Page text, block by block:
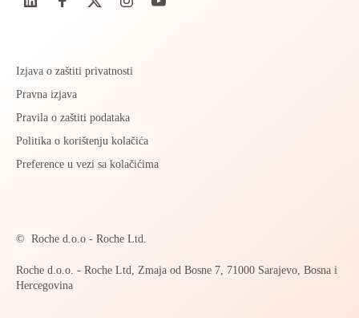
Izjava o zaštiti privatnosti
Pravna izjava
Pravila o zaštiti podataka
Politika o korištenju kolačića
Preference u vezi sa kolačićima
© Roche d.o.o - Roche Ltd.
Roche d.o.o. - Roche Ltd, Zmaja od Bosne 7, 71000 Sarajevo, Bosna i
Hercegovina